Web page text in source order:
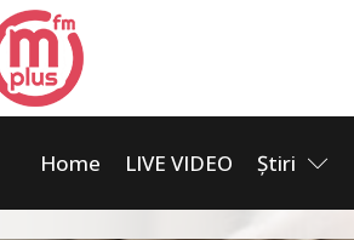
Home LIVE VIDEO Știri